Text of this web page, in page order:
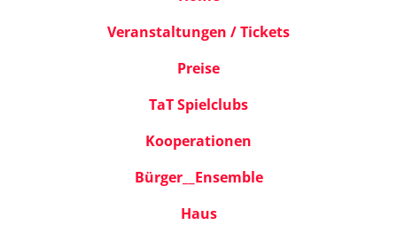
Veranstaltungen / Tickets
Preise
TaT Spielclubs
Kooperationen
Bürger__Ensemble
Haus